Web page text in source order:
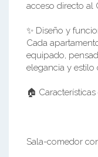
acceso directo al
✨ Diseño y
Cada
equipado,
elegancia y
🏠
Sala-comedor